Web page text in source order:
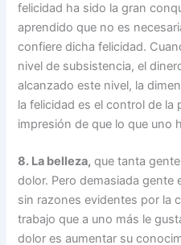
felicidad ha sido la gran
aprendido que no es
confiere dicha felicidad.
nivel de subsistencia, el
alcanzado este nivel, la
la felicidad es el control de la
impresión de que lo que uno
8. La belleza, que tanta
dolor. Pero demasiada gente
sin razones evidentes por la
trabajo que a uno más le
dolor es aumentar su